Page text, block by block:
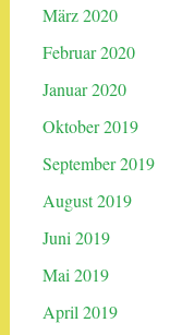
März 2020
Februar 2020
Januar 2020
Oktober 2019
September 2019
August 2019
Juni 2019
Mai 2019
April 2019